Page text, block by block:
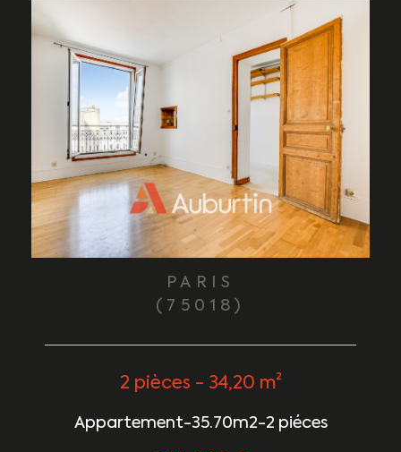
PARIS
(75018)
2 pièces - 34,20 m²
Appartement-35.70m2-2 piéces